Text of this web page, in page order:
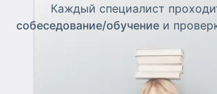
Каждый специалист
собеседование/обучение и